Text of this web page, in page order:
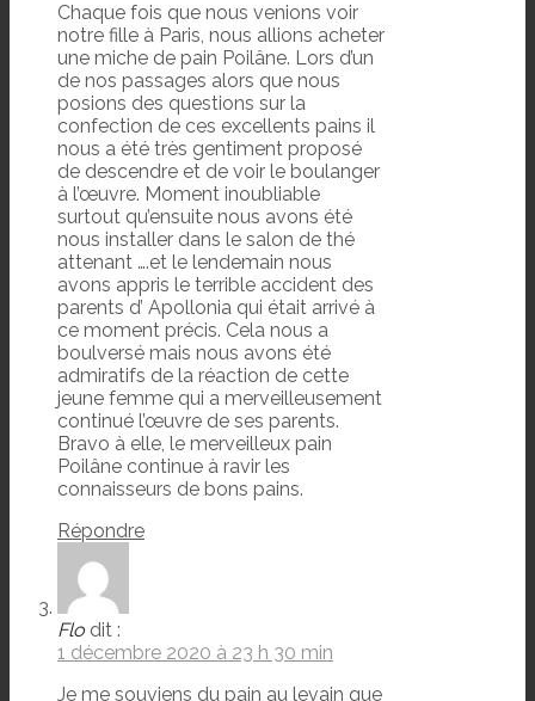
Chaque fois que nous venions voir
notre fille à Paris, nous allions acheter
une miche de pain Poilâne. Lors d’un
de nos passages alors que nous
posions des questions sur la
confection de ces excellents pains il
nous a été très gentiment proposé
de descendre et de voir le boulanger
à l’œuvre. Moment inoubliable
surtout qu’ensuite nous avons été
nous installer dans le salon de thé
attenant ….et le lendemain nous
avons appris le terrible accident des
parents d’ Apollonia qui était arrivé à
ce moment précis. Cela nous a
boulversé mais nous avons été
admiratifs de la réaction de cette
jeune femme qui a merveilleusement
continué l’œuvre de ses parents.
Bravo à elle, le merveilleux pain
Poilâne continue à ravir les
connaisseurs de bons pains.
Répondre
Flo dit :
1 décembre 2020 à 23 h 30 min
Je me souviens du pain au levain que